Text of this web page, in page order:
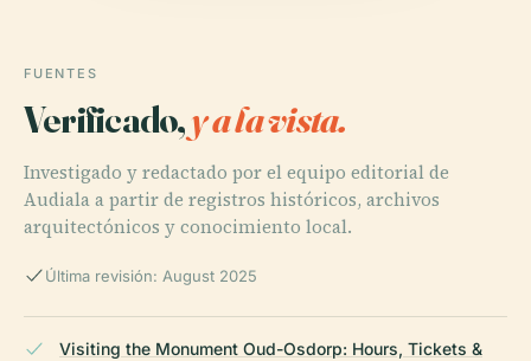
FUENTES
Verificado,y a la vista.
Investigado y redactado por el equipo editorial de
Audiala a partir de registros históricos, archivos
arquitectónicos y conocimiento local.
Última revisión: August 2025
Visiting the Monument Oud-Osdorp: Hours, Tickets &